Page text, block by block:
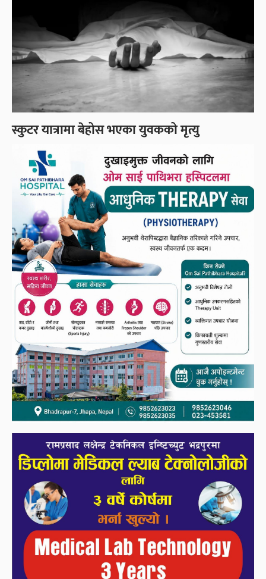
स्कुटर यात्रामा बेहोस भएका युवकको मृत्यु